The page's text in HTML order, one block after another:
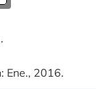
Ene., 2016.